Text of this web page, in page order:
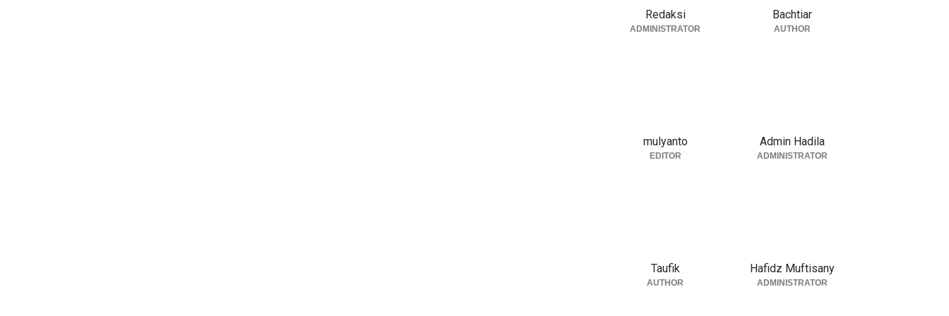
Redaksi
ADMINISTRATOR
Bachtiar
AUTHOR
mulyanto
EDITOR
Admin Hadila
ADMINISTRATOR
Taufik
AUTHOR
Hafidz Muftisany
ADMINISTRATOR